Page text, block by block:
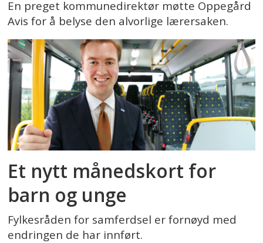
En preget kommunedirektør møtte Oppegård
Avis for å belyse den alvorlige lærersaken.
Et nytt månedskort for
barn og unge
Fylkesråden for samferdsel er fornøyd med
endringen de har innført.